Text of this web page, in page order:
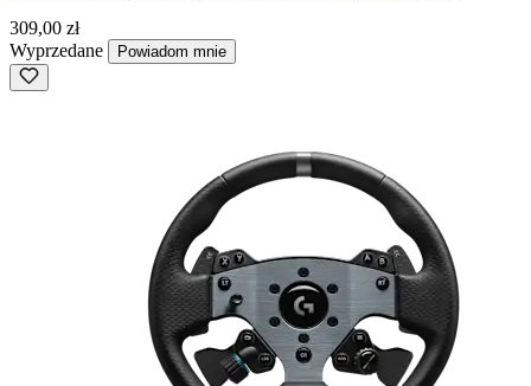
309,00 zł
Wyprzedane
Powiadom mnie